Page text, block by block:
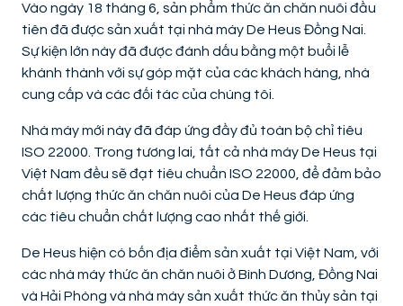
Vào ngày 18 tháng 6, sản phẩm thức ăn chăn nuôi đầu
tiên đã được sản xuất tại nhà máy De Heus Đồng Nai.
Sự kiện lớn này đã được đánh dấu bằng một buổi lễ
khánh thành với sự góp mặt của các khách hàng, nhà
cung cấp và các đối tác của chúng tôi.
Nhà máy mới này đã đáp ứng đầy đủ toàn bộ chỉ tiêu
ISO 22000. Trong tương lai, tất cả nhà máy De Heus tại
Việt Nam đều sẽ đạt tiêu chuẩn ISO 22000, để đảm bảo
chất lượng thức ăn chăn nuôi của De Heus đáp ứng
các tiêu chuẩn chất lượng cao nhất thế giới.
De Heus hiện có bốn địa điểm sản xuất tại Việt Nam, với
các nhà máy thức ăn chăn nuôi ở Bình Dương, Đồng Nai
và Hải Phòng và nhà máy sản xuất thức ăn thủy sản tại